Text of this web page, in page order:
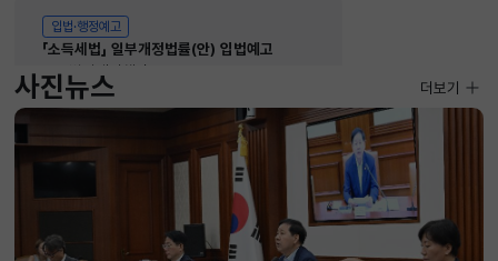
입법·행정예고
「소득세법」 일부개정법률(안) 입법예고
소득법인세정책관
2026-08-04 ~ 2026-08-20
사진뉴스 사진뉴스
더보기